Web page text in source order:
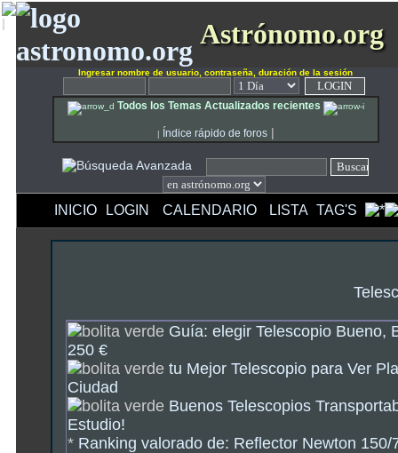
Astrónomo.org
Ingresar nombre de usuario, contraseña, duración de la sesión
Todos los Temas Actualizados recientes
| Índice rápido de foros|
INICIO LOGIN CALENDARIO LISTA TAG'S
Guía: elegir Telescopio Bueno,
250 €
tu Mejor Telescopio para Ver
Ciudad
Buenos Telescopios
Estudio!
* Ranking valorado de: Reflector Newton 150/